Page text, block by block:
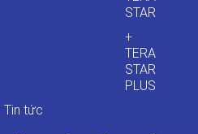
STAR
+
TERA
STAR
PLUS
Tin tức